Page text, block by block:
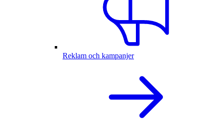
Reklam och kampanjer